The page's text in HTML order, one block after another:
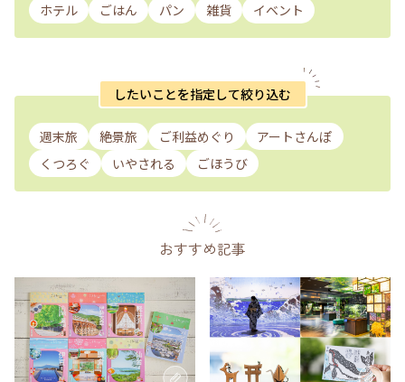
ホテル
ごはん パン 雑貨 イベント
したいことを指定して絞り込む
週末旅 絶景旅 ご利益めぐり
アートさんぽ
くつろぐ
いやされる ごほうび
おすすめ記事